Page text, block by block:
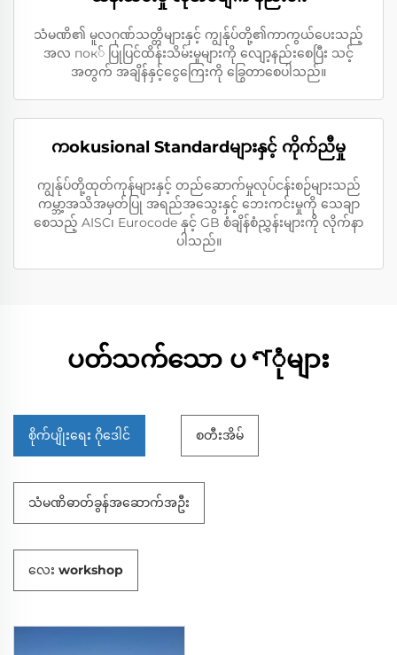
သံမဏိ၏ မူလဂုဏ်သတ္တိများနှင့် ကျွန်ုပ်တို့၏ကာကွယ်ပေးသည့်
အလ пок် ပြုပြင်ထိန်းသိမ်းမှုများကို လျော့နည်းစေပြီး သင့်
အတွက် အချိန်နှင့်ငွေကြေးကို ခြွေတာစေပါသည်။
ကokusional Standardများနှင့် ကိုက်ညီမှု
ကျွန်ုပ်တို့ထုတ်ကုန်များနှင့် တည်ဆောက်မှုလုပ်ငန်းစဉ်များသည်
ကမ္ဘာ့အသိအမှတ်ပြု အရည်အသွေးနှင့် ဘေးကင်းမှုကို သေချာ
စေသည့် AISC၊ Eurocode နှင့် GB စံချိန်စံညွှန်းများကို လိုက်နာ
ပါသည်။
ပတ်သက်သော ပণုံများ
စိုက်ပျိုးရေး ဂိုဒေါင် စတီးအိမ်
သံမဏိဓာတ်ခွန်အဆောက်အဦး
လေး workshop